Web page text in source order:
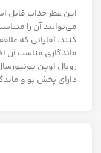
این عطر جذاب قابل
می‌توانند آن را
کنند. آقایانی که
ماندگاری مناسب آن
رویال اوپن
دارای پخش بو و